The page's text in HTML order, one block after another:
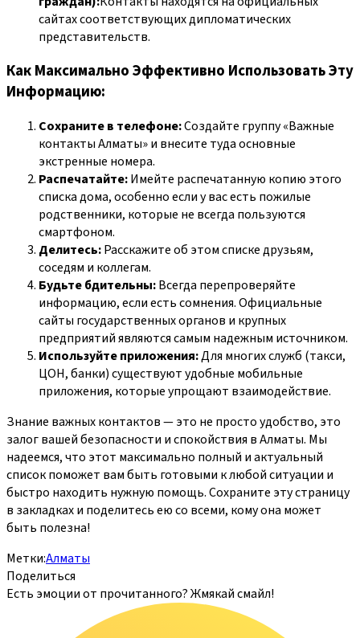
сайтах соответствующих дипломатических
представительств.
Как Максимально Эффективно Использовать Эту
Информацию:
Сохраните в телефоне:Создайте группу «Важные
контакты Алматы» и внесите туда основные
экстренные номера.
Распечатайте:Имейте распечатанную копию этого
списка дома, особенно если у вас есть пожилые
родственники, которые не всегда пользуются
смартфоном.
Делитесь:Расскажите об этом списке друзьям,
соседям и коллегам.
Будьте бдительны:Всегда перепроверяйте
информацию, если есть сомнения. Официальные
сайты государственных органов и крупных
предприятий являются самым надежным источником.
Используйте приложения:Для многих служб (такси,
ЦОН, банки) существуют удобные мобильные
приложения, которые упрощают взаимодействие.
Знание важных контактов — это не просто удобство, это
залог вашей безопасности и спокойствия в Алматы. Мы
надеемся, что этот максимально полный и актуальный
список поможет вам быть готовыми к любой ситуации и
быстро находить нужную помощь. Сохраните эту страницу
в закладках и поделитесь ею со всеми, кому она может
быть полезна!
Метки:Алматы
Поделиться
Есть эмоции от прочитанного? Жмякай смайл!